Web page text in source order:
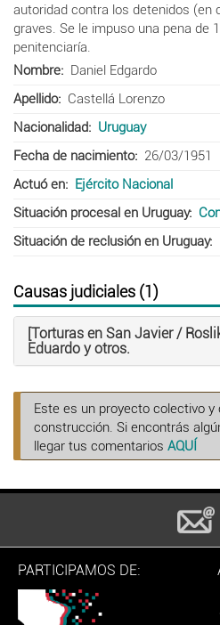
autoridad contra los detenidos (en
graves. Se le impuso una pena de
penitenciaría.
Nombre
Daniel Edgardo
Apellido
Castellá Lorenzo
Nacionalidad
Uruguay
Fecha de nacimiento
26/03/1951
Actuó en
Ejército Nacional
Situación procesal en Uruguay
Situación de reclusión en Uruguay
Causas judiciales (1)
[Torturas en San Javier /
Eduardo y otros.
Este es un proyecto colectivo y
construcción. Si encontrás
llegar tus comentarios AQUÍ
PARTICIPAMOS DE: